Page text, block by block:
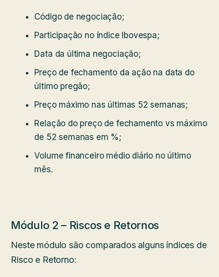
Código de negociação;
Participação no índice Ibovespa;
Data da última negociação;
Preço de fechamento da ação na data do
último pregão;
Preço máximo nas últimas 52 semanas;
Relação do preço de fechamento vs máximo
de 52 semanas em %;
Volume financeiro médio diário no último
mês.
Módulo 2 – Riscos e Retornos
Neste módulo são comparados alguns índices de
Risco e Retorno: